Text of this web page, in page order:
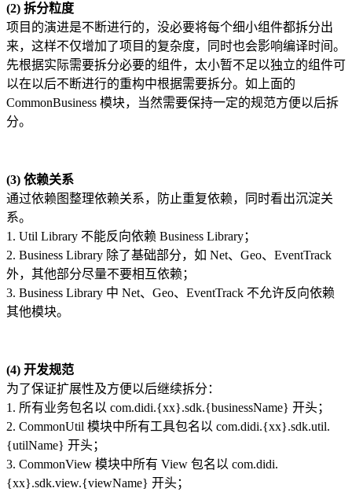
(2) 拆分粒度
项目的演进是不断进行的，没必要将每个细小组件都拆分出
来，这样不仅增加了项目的复杂度，同时也会影响编译时间。
先根据实际需要拆分必要的组件，太小暂不足以独立的组件可
以在以后不断进行的重构中根据需要拆分。如上面的
CommonBusiness 模块，当然需要保持一定的规范方便以后拆
分。
(3) 依赖关系
通过依赖图整理依赖关系，防止重复依赖，同时看出沉淀关
系。
1. Util Library 不能反向依赖 Business Library；
2. Business Library 除了基础部分，如 Net、Geo、EventTrack
外，其他部分尽量不要相互依赖；
3. Business Library 中 Net、Geo、EventTrack 不允许反向依赖
其他模块。
(4) 开发规范
为了保证扩展性及方便以后继续拆分：
1. 所有业务包名以 com.didi.{xx}.sdk.{businessName} 开头；
2. CommonUtil 模块中所有工具包名以 com.didi.{xx}.sdk.util.
{utilName} 开头；
3. CommonView 模块中所有 View 包名以 com.didi.
{xx}.sdk.view.{viewName} 开头；